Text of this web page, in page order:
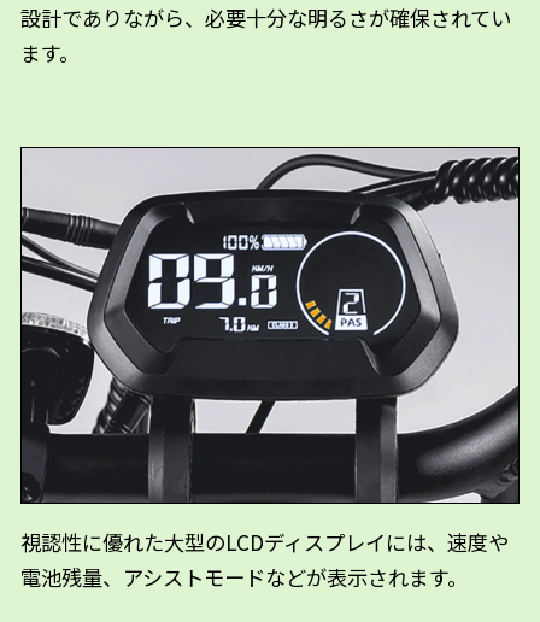
設計でありながら、必要十分な明るさが確保されてい
ます。
視認性に優れた大型のLCDディスプレイには、速度や
電池残量、アシストモードなどが表示されます。